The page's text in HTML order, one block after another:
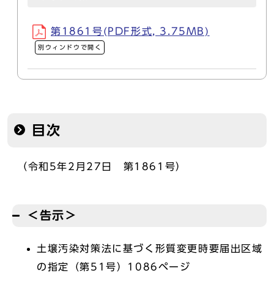
第1861号(PDF形式, 3.75MB)
別ウィンドウで開く
目次
（令和5年2月27日 第1861号）
＜告示＞
土壌汚染対策法に基づく形質変更時要届出区域
の指定（第51号）1086ページ